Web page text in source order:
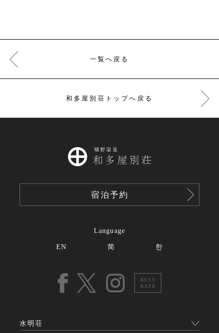
一覧へ戻る
和多屋別荘トップへ戻る
宿泊予約
Language
EN 简 한
BEST
RATE
水明荘